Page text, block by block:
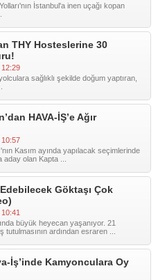
İstanbul'a inen uçağı kopan
THY Hosteslerine 30
12:29
sağlıklı şekilde doğum yaptıran,
HAVA-İŞ’e Ağır
10:57
Kasım ayında yapılacak seçimlerinde
aday olan Kapta ...
Göktaşı Çok
10:41
büyük heyecan yaşanıyor. 21
tutulmasının ardından esraren ...
İş’inde Kamyonculara Oy